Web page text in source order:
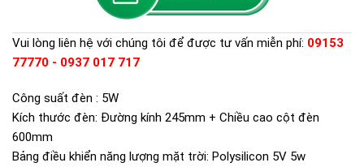
Vui lòng liên hệ với chúng tôi để được tư vấn miễn phí: 09153
77770 - 0937 017 717
Công suất đèn : 5W
Kích thước đèn: Đường kính 245mm + Chiều cao cột đèn
600mm
Bảng điều khiển năng lượng mặt trời: Polysilicon 5V 5w